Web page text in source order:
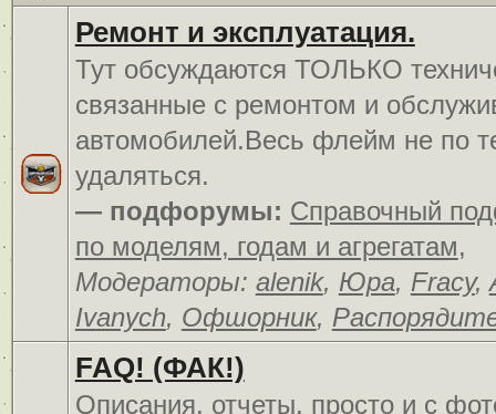
Ремонт и эксплуатация.
Тут обсуждаются ТОЛЬКО
связанные с ремонтом и
автомобилей.Весь флейм не по
удаляться.
— подфорумы: Справочный
по моделям, годам и агрегатам,
Модераторы: alenik, Юра, Fracy,
Ivanych, Офшорник,
FAQ! (ФАК!)
Описания, отчеты, просто и c